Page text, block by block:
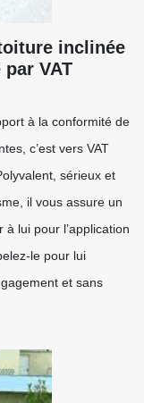
inclinée
VAT
à la conformité de
c’est vers VAT
sérieux et
il vous assure un
lui pour l’application
le pour lui
et sans